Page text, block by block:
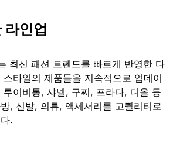
라인업
최신 패션 트렌드를 빠르게 반영한 다
타일의 제품들을 지속적으로 업데이
루이비통, 샤넬, 구찌, 프라다, 디올 등
, 신발, 의류, 액세서리를 고퀄리티로
.